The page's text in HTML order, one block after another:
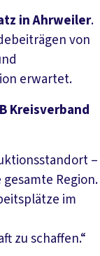
in Ahrweiler.
von
erwartet.
Kreisverband
–
Region.
im
zu schaffen.“